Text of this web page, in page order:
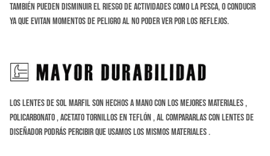
también pueden disminuir el riesgo de actividades como lapesca, o conducir
ya que evitan momentos de peligro al no poder ver por los reflejos.
Los Lentes de sol Marfil son hechos a Mano con los mejores materiales ,
Policarbonato , Acetato tornillos en Teflón , al compararlas con lentes de
diseñador podrás percibir que usamos los mismos materiales .